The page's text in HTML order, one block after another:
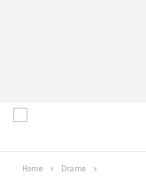
Home Drame